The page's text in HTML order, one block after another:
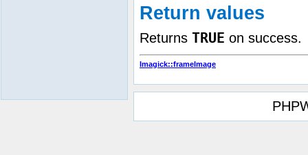
Return values
Returns TRUE on success.
Imagick::frameImage